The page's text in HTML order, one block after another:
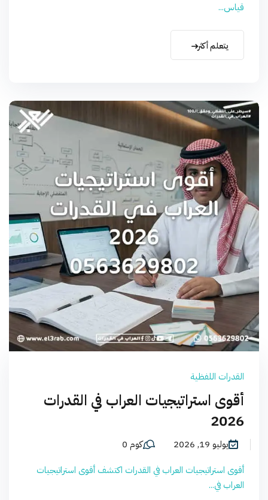
قياس...
يتعلم أكثر
القدرات اللفظية
أقوى استراتيجيات العراب في القدرات
2026
يوليو 19, 2026
كوم 0
أقوى استراتيجيات العراب في القدرات اكتشف أقوى استراتيجيات
العراب في...